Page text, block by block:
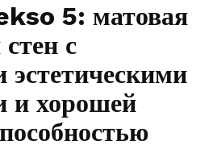
5: матовая
с
и хорошей